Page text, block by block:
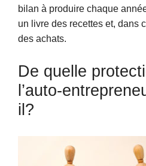
bilan à produire chaque
un livre des recettes et, dans
des achats.
De quelle
l’auto-
il?